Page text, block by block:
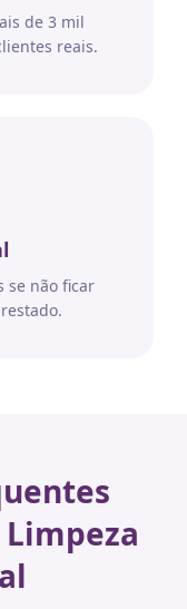
de 3 mil
reais.
se não ficar